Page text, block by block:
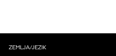
ZEMLJA/JEZIK